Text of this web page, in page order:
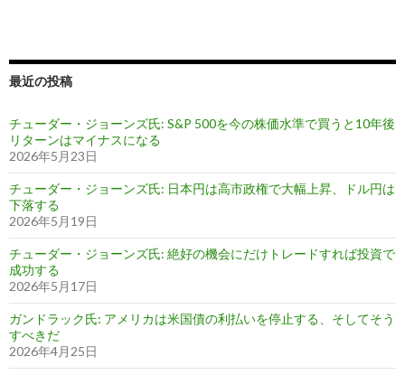
最近の投稿
チューダー・ジョーンズ氏: S&P 500を今の株価水準で買うと10年後
リターンはマイナスになる
2026年5月23日
チューダー・ジョーンズ氏: 日本円は高市政権で大幅上昇、ドル円は
下落する
2026年5月19日
チューダー・ジョーンズ氏: 絶好の機会にだけトレードすれば投資で
成功する
2026年5月17日
ガンドラック氏: アメリカは米国債の利払いを停止する、そしてそう
すべきだ
2026年4月25日